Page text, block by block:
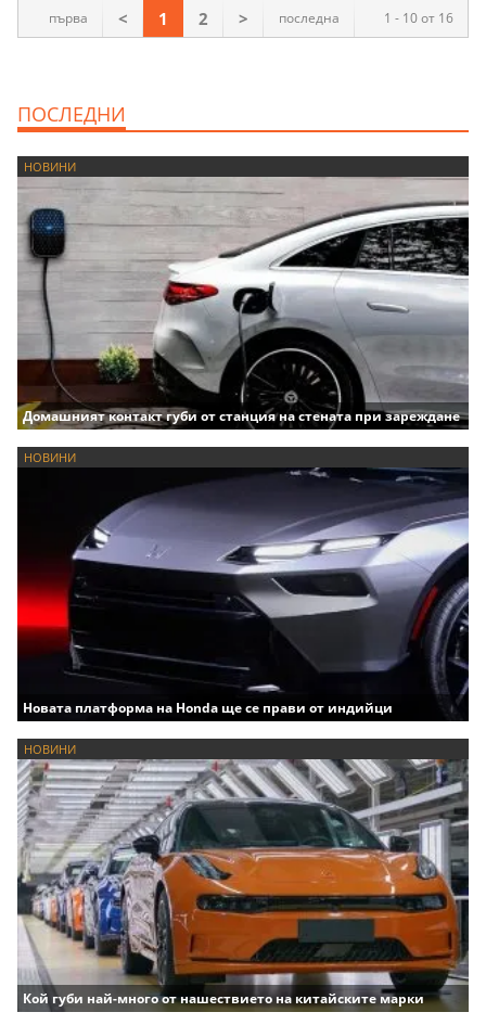
1 - 10 от 16
първа < 1 2 > последна
ПОСЛЕДНИ
НОВИНИ
Домашният контакт губи от станция на стената при зареждане
НОВИНИ
Новата платформа на Honda ще се прави от индийци
НОВИНИ
Кой губи най-много от нашествието на китайските марки